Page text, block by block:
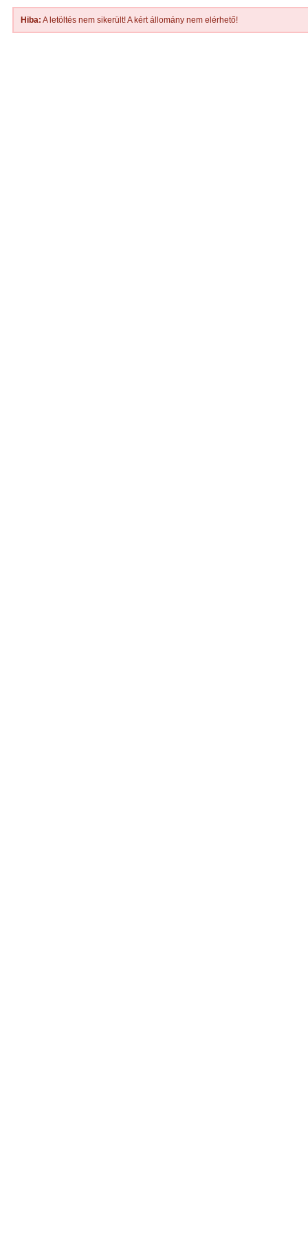
Hiba: A letöltés nem sikerült! A kért állomány nem elérhető!